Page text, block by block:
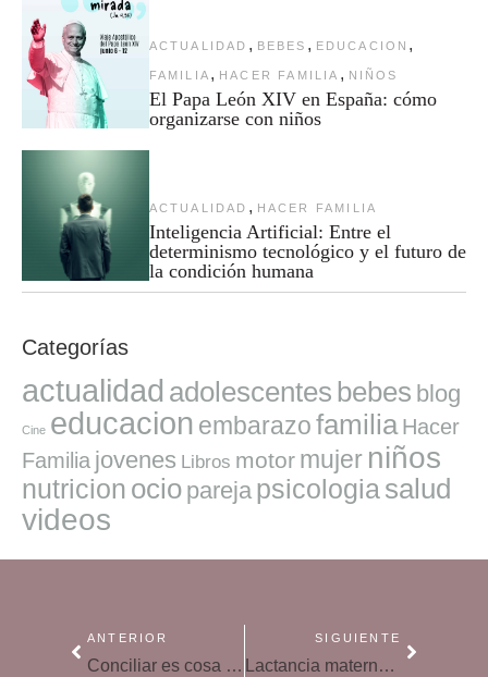
ACTUALIDAD , BEBES , EDUCACION ,
FAMILIA , HACER FAMILIA , NIÑOS
El Papa León XIV en España: cómo
organizarse con niños
ACTUALIDAD , HACER FAMILIA
Inteligencia Artificial: Entre el
determinismo tecnológico y el futuro de
la condición humana
Categorías
actualidad adolescentes bebes blog
Cine educacion embarazofamilia Hacer
Familia jovenes Libros motor mujer niños
nutricion ocio pareja psicologiasalud
videos
ANTERIOR
Conciliar es cosa de todos
SIGUIENTE
Lactancia materna: la importancia del contacto temprano